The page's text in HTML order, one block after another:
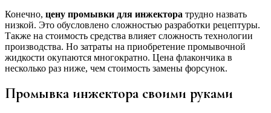
Конечно, цену промывки для инжектора трудно назвать
низкой. Это обусловлено сложностью разработки рецептуры.
Также на стоимость средства влияет сложность технологии
производства. Но затраты на приобретение промывочной
жидкости окупаются многократно. Цена флакончика в
несколько раз ниже, чем стоимость замены форсунок.
Промывка инжектора своими руками